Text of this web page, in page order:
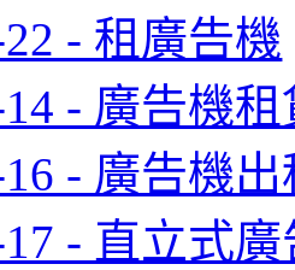
- 租廣告機
- 廣告機
- 廣告機出
17 - 直立式